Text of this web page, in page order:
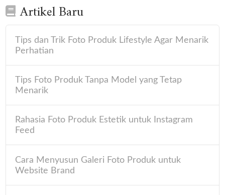
Artikel Baru
Tips dan Trik Foto Produk Lifestyle Agar Menarik
Perhatian
Tips Foto Produk Tanpa Model yang Tetap
Menarik
Rahasia Foto Produk Estetik untuk Instagram
Feed
Cara Menyusun Galeri Foto Produk untuk
Website Brand